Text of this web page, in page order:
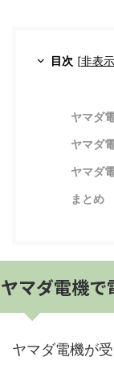
目次 [非表示
ヤマダ
ヤマダ
ヤマダ
まとめ
ヤマダ電機
ヤマダ電機が